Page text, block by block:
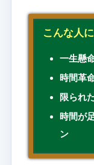
こんな人
一生懸
時間革
限られ
時間が
ン